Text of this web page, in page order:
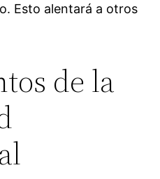
Esto alentará a otros
de la